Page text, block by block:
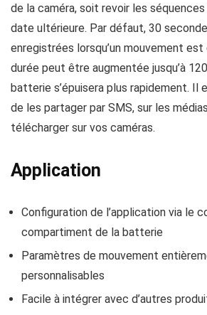
de la caméra, soit revoir les
date ultérieure. Par défaut, 30
enregistrées lorsqu’un mouvement
durée peut être augmentée jusqu’à
batterie s’épuisera plus rapidement. Il
de les partager par SMS, sur les
télécharger sur vos caméras.
Application
Configuration de l’application via le
compartiment de la batterie
Paramètres de mouvement
personnalisables
Facile à intégrer avec d’autres